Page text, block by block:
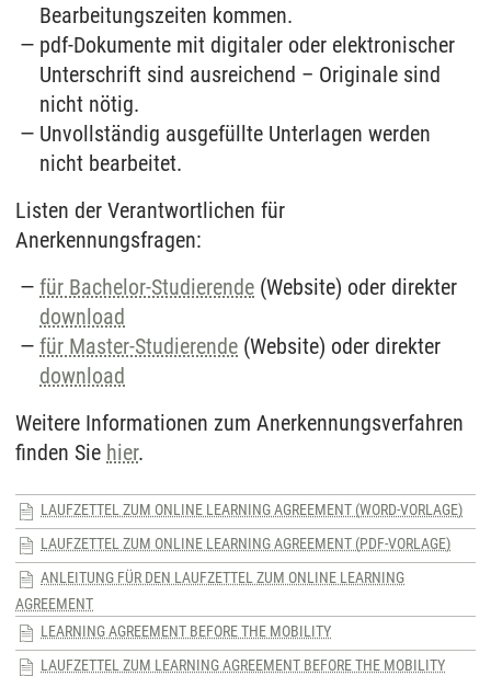
Bearbeitungszeiten kommen.
pdf-Dokumente mit digitaler oder elektronischer
Unterschrift sind ausreichend – Originale sind
nicht nötig.
Unvollständig ausgefüllte Unterlagen werden
nicht bearbeitet.
Listen der Verantwortlichen für
Anerkennungsfragen:
für Bachelor-Studierende (Website) oder direkter
download
für Master-Studierende (Website) oder direkter
download
Weitere Informationen zum Anerkennungsverfahren
finden Sie hier.
LAUFZETTEL ZUM ONLINE LEARNING AGREEMENT (WORD-VORLAGE)
LAUFZETTEL ZUM ONLINE LEARNING AGREEMENT (PDF-VORLAGE)
ANLEITUNG FÜR DEN LAUFZETTEL ZUM ONLINE LEARNING
AGREEMENT
LEARNING AGREEMENT BEFORE THE MOBILITY
LAUFZETTEL ZUM LEARNING AGREEMENT BEFORE THE MOBILITY